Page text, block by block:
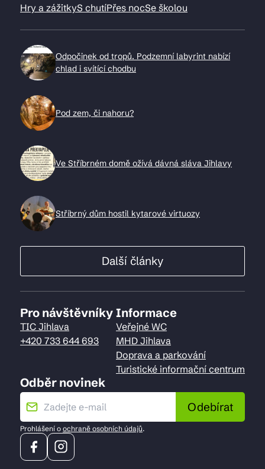
Hry a zážitkyS chutíPřes nocSe školou
Odpočinek od tropů. Podzemní labyrint nabízí
chlad i svítící chodbu
Pod zem, či nahoru?
Ve Stříbrném domě ožívá dávná sláva Jihlavy
Stříbrný dům hostil kytarové virtuozy
Další články
Pro návštěvníky
TIC Jihlava
+420 733 644 693
Informace
Veřejné WC
MHD Jihlava
Doprava a parkování
Turistické informační centrum
Odběr novinek
Odebírat
Prohlášení o ochraně osobních údajů.